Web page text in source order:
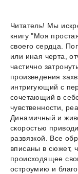
Читатель! Мы
книгу "Моя
своего сердца.
или иная черта,
частично
произведения
интригующий с
сочетающий в
чувственности,
Динамичный и
скоростью
развязкой. Все
вписаны в сюжет,
происходящее
остроумию и